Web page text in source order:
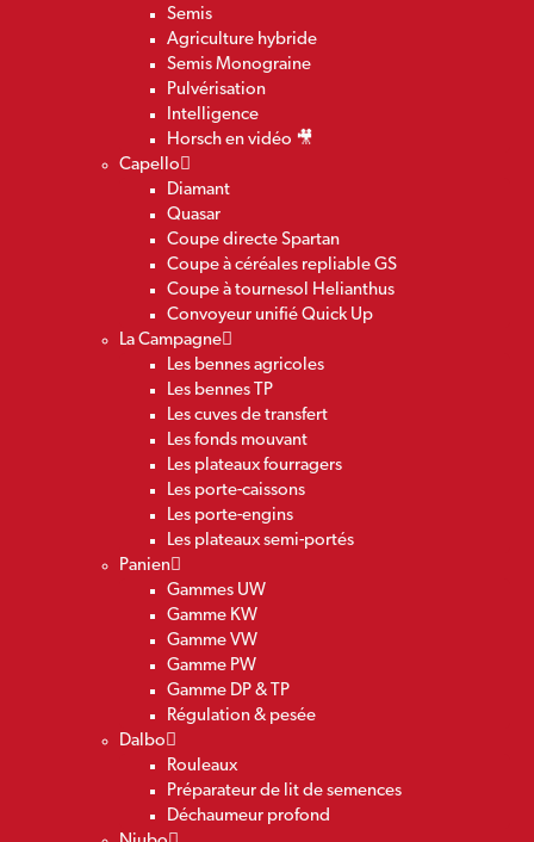
Semis
Agriculture hybride
Semis Monograine
Pulvérisation
Intelligence
Horsch en vidéo 🎥
Capello
Diamant
Quasar
Coupe directe Spartan
Coupe à céréales repliable GS
Coupe à tournesol Helianthus
Convoyeur unifié Quick Up
La Campagne
Les bennes agricoles
Les bennes TP
Les cuves de transfert
Les fonds mouvant
Les plateaux fourragers
Les porte-caissons
Les porte-engins
Les plateaux semi-portés
Panien
Gammes UW
Gamme KW
Gamme VW
Gamme PW
Gamme DP & TP
Régulation & pesée
Dalbo
Rouleaux
Préparateur de lit de semences
Déchaumeur profond